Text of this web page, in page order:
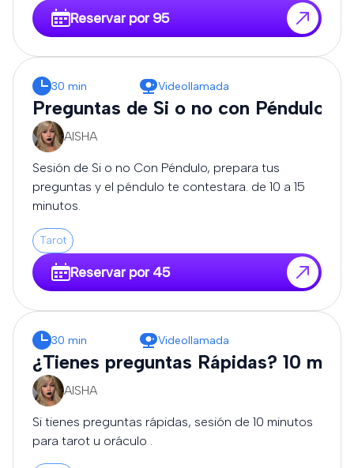
Reservar por 95
30 min Videollamada
Preguntas de Si o no con Péndulo
AISHA
Sesión de Si o no Con Péndulo, prepara tus
preguntas y el péndulo te contestara. de 10 a 15
minutos.
Tarot
Reservar por 45
30 min Videollamada
¿Tienes preguntas Rápidas? 10
AISHA
Si tienes preguntas rápidas, sesión de 10 minutos
para tarot u oráculo .